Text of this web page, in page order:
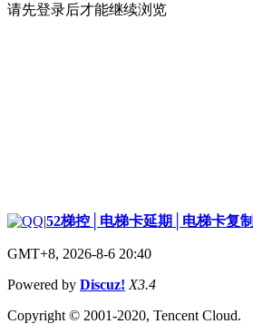
请先登录后才能继续浏览
|52梯控│电梯卡延期│电梯卡复制
GMT+8, 2026-8-6 20:40
Powered by Discuz! X3.4
Copyright © 2001-2020, Tencent Cloud.